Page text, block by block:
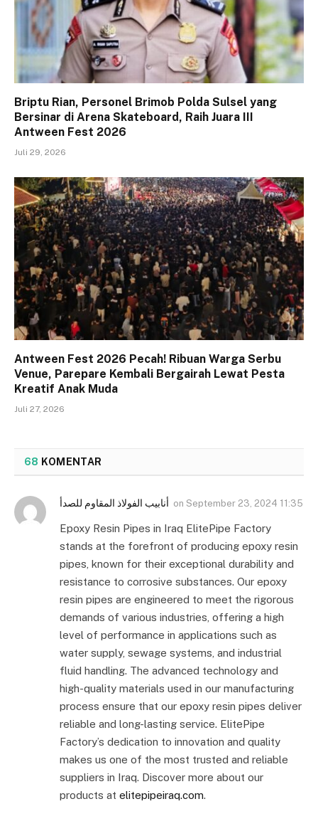
Briptu Rian, Personel Brimob Polda Sulsel yang
Bersinar di Arena Skateboard, Raih Juara III
Antween Fest 2026
Juli 29, 2026
Antween Fest 2026 Pecah! Ribuan Warga Serbu
Venue, Parepare Kembali Bergairah Lewat Pesta
Kreatif Anak Muda
Juli 27, 2026
68 KOMENTAR
أنابيب الفولاذ المقاوم للصدأ on September 23, 2024 11:35
Epoxy Resin Pipes in Iraq ElitePipe Factory
stands at the forefront of producing epoxy resin
pipes, known for their exceptional durability and
resistance to corrosive substances. Our epoxy
resin pipes are engineered to meet the rigorous
demands of various industries, offering a high
level of performance in applications such as
water supply, sewage systems, and industrial
fluid handling. The advanced technology and
high-quality materials used in our manufacturing
process ensure that our epoxy resin pipes deliver
reliable and long-lasting service. ElitePipe
Factory’s dedication to innovation and quality
makes us one of the most trusted and reliable
suppliers in Iraq. Discover more about our
products at elitepipeiraq.com.